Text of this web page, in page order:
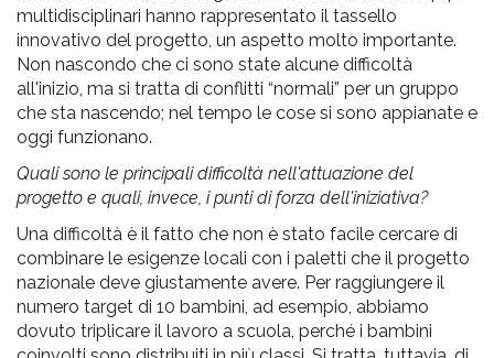
multidisciplinari hanno rappresentato il tassello
innovativo del progetto, un aspetto molto importante.
Non nascondo che ci sono state alcune difficoltà
all'inizio, ma si tratta di conflitti “normali” per un gruppo
che sta nascendo; nel tempo le cose si sono appianate e
oggi funzionano.
Quali sono le principali difficoltà nell'attuazione del
progetto e quali, invece, i punti di forza dell'iniziativa?
Una difficoltà è il fatto che non è stato facile cercare di
combinare le esigenze locali con i paletti che il progetto
nazionale deve giustamente avere. Per raggiungere il
numero target di 10 bambini, ad esempio, abbiamo
dovuto triplicare il lavoro a scuola, perché i bambini